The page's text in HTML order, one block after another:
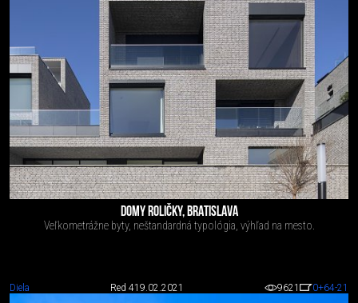
DOMY ROLIČKY, BRATISLAVA
Veľkometrážne byty, neštandardná typológia, výhľad na mesto.
Diela Red 419.02.2021 9621 0+64-21